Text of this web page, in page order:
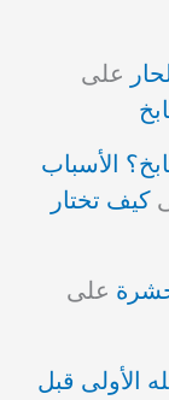
على
الأسباب
كيف تختار
على
الأولى قبل